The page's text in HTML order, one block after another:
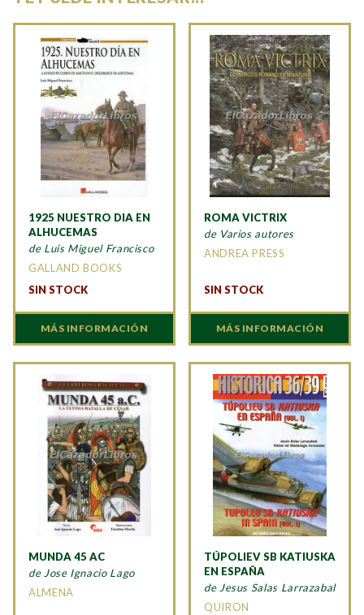
1925 NUESTRO DIA EN
ALHUCEMAS
de Luis Miguel Francisco
GALLAND BOOKS
SIN STOCK
MÁS INFORMACIÓN
ROMA VICTRIX
de Varios autores
ANDREA PRESS
SIN STOCK
MÁS INFORMACIÓN
MUNDA 45 AC
de Jose Ignacio Lago
ALMENA
TÚPOLIEV SB KATIUSKA
EN ESPAÑA
de Jesus Salas Larrazabal
QUIRON